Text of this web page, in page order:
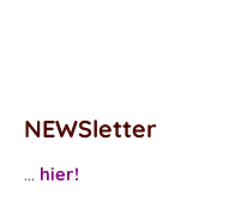
NEWSletter
... hier!